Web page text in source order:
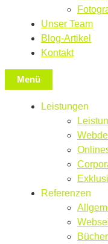
Unser Team
Blog-Artikel
Kontakt
Menü
Leistungen
Referenzen
Bücher